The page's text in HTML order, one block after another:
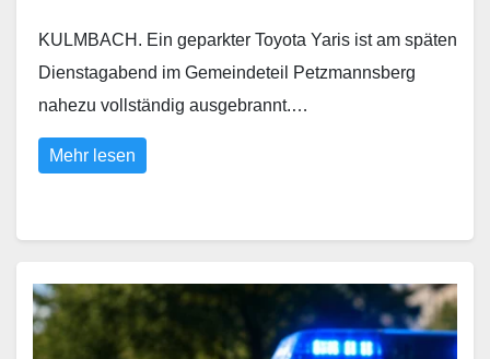
KULMBACH. Ein geparkter Toyota Yaris ist am späten
Dienstagabend im Gemeindeteil Petzmannsberg
nahezu vollständig ausgebrannt.…
Mehr lesen